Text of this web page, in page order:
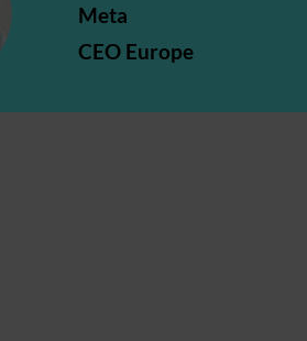
Meta
CEO Europe